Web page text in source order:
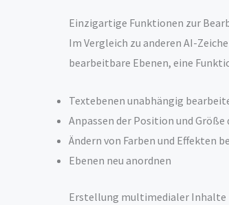
Einzigartige Funktionen zur
Im Vergleich zu anderen AI-
bearbeitbare Ebenen, eine
Textebenen unabhängig
Anpassen der Position und
Ändern von Farben und Effekten
Ebenen neu anordnen
Erstellung multimedialer Inhalte